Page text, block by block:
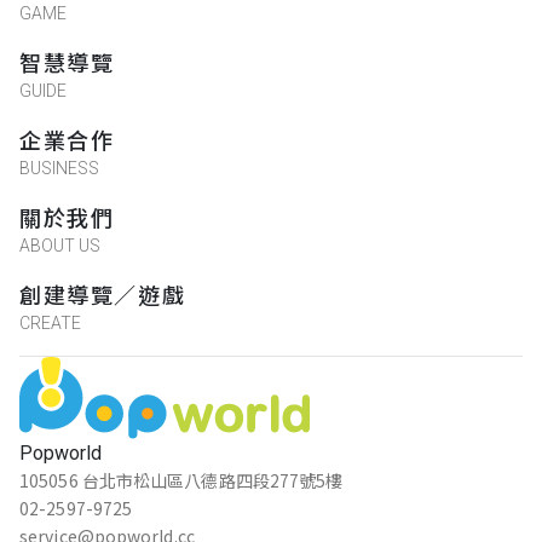
Popworld
105056 台北市松山區八德路四段277號5樓
02-2597-9725
service@popworld.cc
GAME
智慧導覽
GUIDE
企業合作
BUSINESS
關於我們
ABOUT US
創建導覽／遊戲
CREATE